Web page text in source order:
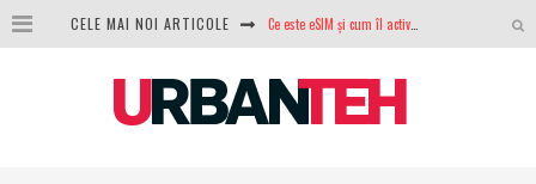
CELE MAI NOI ARTICOLE Ce este eSIM și cum îl activezi pe telefon? Ghid complet pentru Android și iPhone